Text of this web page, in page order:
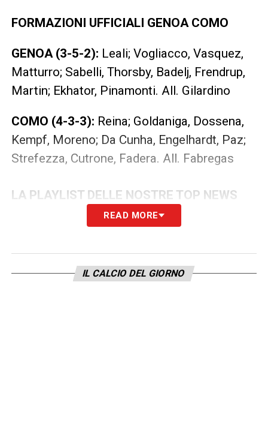
FORMAZIONI UFFICIALI GENOA COMO
GENOA (3-5-2): Leali; Vogliacco, Vasquez,
Matturro; Sabelli, Thorsby, Badelj, Frendrup,
Martin; Ekhator, Pinamonti. All. Gilardino
COMO (4-3-3): Reina; Goldaniga, Dossena,
Kempf, Moreno; Da Cunha, Engelhardt, Paz;
Strefezza, Cutrone, Fadera. All. Fabregas
LA PLAYLIST DELLE NOSTRE TOP NEWS
READ MORE
IL CALCIO DEL GIORNO